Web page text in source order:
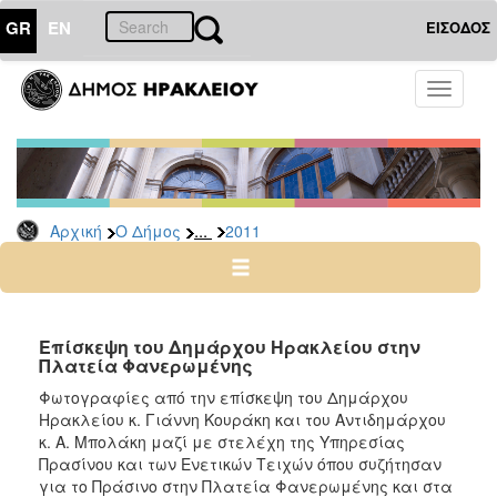
GR EN ΕΙΣΟΔΟΣ
Toggle
Αρχική Ο Δήμος ... 2011
ΔΗΜΟΣ
Δελτία
Τύπου
Αρχείο
2026
2024
2022
2021
2020
2019
Επίσκεψη του Δημάρχου Ηρακλείου στην
Πλατεία Φανερωμένης
Φωτογραφίες από την επίσκεψη του Δημάρχου
Ηρακλείου κ. Γιάννη Κουράκη και του Αντιδημάρχου
κ. Α. Μπολάκη μαζί με στελέχη της Υπηρεσίας
Πρασίνου και των Ενετικών Τειχών όπου συζήτησαν
για το Πράσινο στην Πλατεία Φανερωμένης και στα